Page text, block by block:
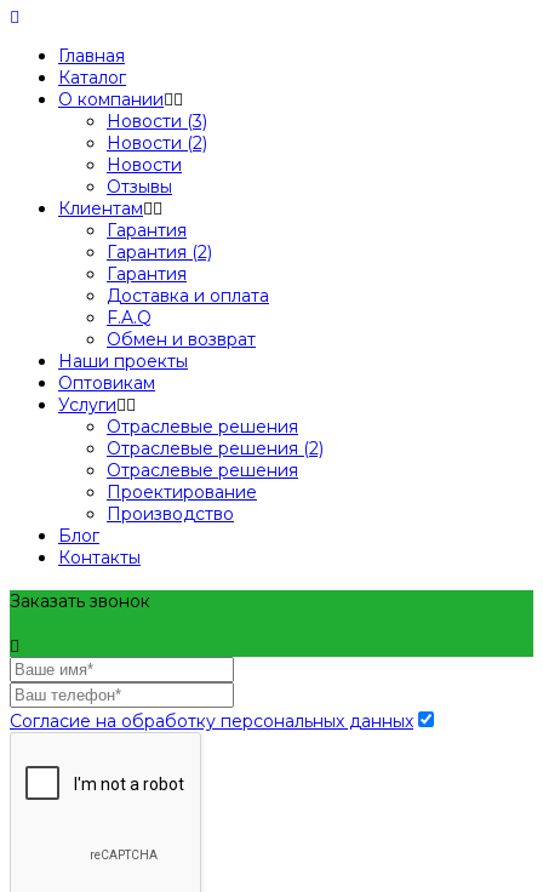
Главная
Каталог
О компании
Новости (3)
Новости (2)
Новости
Отзывы
Клиентам
Гарантия
Гарантия (2)
Гарантия
Доставка и оплата
F.A.Q
Обмен и возврат
Наши проекты
Оптовикам
Услуги
Отраслевые решения
Отраслевые решения (2)
Отраслевые решения
Проектирование
Производство
Блог
Контакты
Заказать звонок
Согласие на обработку персональных данных